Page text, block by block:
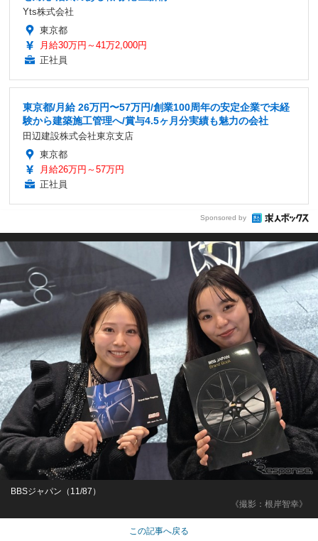
Yts株式会社
東京都
月給30万円～41万2,000円
正社員
東京都/月給 26万円〜57万円/創業100周年の安定企業で未経
験から建築施工管理へ/賞与4.5ヶ月分実績も魅力の会社
田辺建設株式会社東京支店
東京都
月給26万円～57万円
正社員
Sponsored by
《撮影：根岸智幸》
BBSジャパン（11/87）
この記事へ戻る